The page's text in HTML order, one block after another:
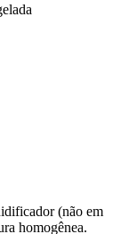
(não em
homogênea.